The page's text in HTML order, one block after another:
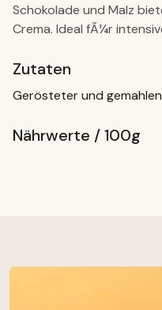
Schokolade und Malz
Crema. Ideal fÃ¼r
Zutaten
Gerösteter und
Nährwerte / 100g